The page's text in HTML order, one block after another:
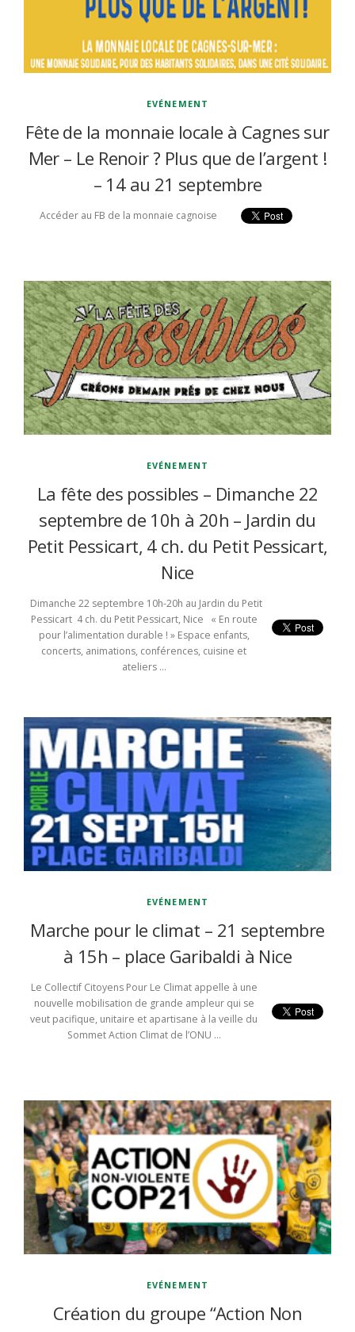
EVÉNEMENT
Fête de la monnaie locale à Cagnes sur
Mer – Le Renoir ? Plus que de l’argent !
– 14 au 21 septembre
Accéder au FB de la monnaie cagnoise
EVÉNEMENT
La fête des possibles – Dimanche 22
septembre de 10h à 20h – Jardin du
Petit Pessicart, 4 ch. du Petit Pessicart,
Nice
Dimanche 22 septembre 10h-20h au Jardin du Petit
Pessicart 4 ch. du Petit Pessicart, Nice « En route
pour l’alimentation durable ! » Espace enfants,
concerts, animations, conférences, cuisine et
ateliers …
EVÉNEMENT
Marche pour le climat – 21 septembre
à 15h – place Garibaldi à Nice
Le Collectif Citoyens Pour Le Climat appelle à une
nouvelle mobilisation de grande ampleur qui se
veut pacifique, unitaire et apartisane à la veille du
Sommet Action Climat de l’ONU …
EVÉNEMENT
Création du groupe “Action Non